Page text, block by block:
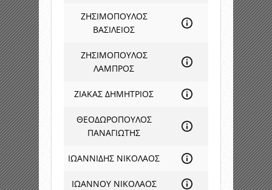
ΖΗΣΙΜΟΠΟΥΛΟΣ
ΒΑΣΙΛΕΙΟΣ
ΖΗΣΙΜΟΠΟΥΛΟΣ
ΛΑΜΠΡΟΣ
ΖΙΑΚΑΣ ΔΗΜΗΤΡΙΟΣ
ΘΕΟΔΩΡΟΠΟΥΛΟΣ
ΠΑΝΑΓΙΩΤΗΣ
ΙΩΑΝΝΙΔΗΣ ΝΙΚΟΛΑΟΣ
ΙΩΑΝΝΟΥ ΝΙΚΟΛΑΟΣ